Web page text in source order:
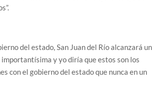
del estado, San Juan del Río alcanzará un
y yo diría que estos son los
con el gobierno del estado que nunca en un